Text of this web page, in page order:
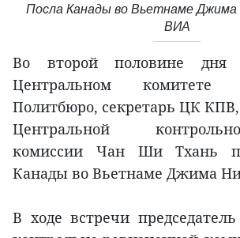
Посла Канады во Вьетнаме
ВИА
Во второй половине
Центральном
Политбюро, секретарь ЦК КПВ,
Центральной контрольно-
комиссии Чан Ши Тхань
Канады во Вьетнаме Джима
В ходе встречи